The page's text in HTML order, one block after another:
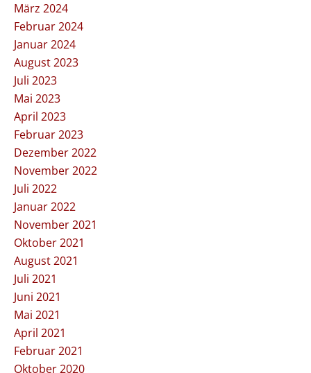
März 2024
Februar 2024
Januar 2024
August 2023
Juli 2023
Mai 2023
April 2023
Februar 2023
Dezember 2022
November 2022
Juli 2022
Januar 2022
November 2021
Oktober 2021
August 2021
Juli 2021
Juni 2021
Mai 2021
April 2021
Februar 2021
Oktober 2020